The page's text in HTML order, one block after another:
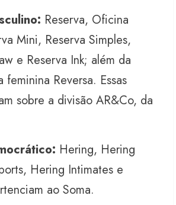
Reserva, Oficina
Mini, Reserva Simples,
e Reserva Ink; além da
feminina Reversa. Essas
sobre a divisão AR&Co, da
Hering, Hering
Hering Intimates e
ao Soma.